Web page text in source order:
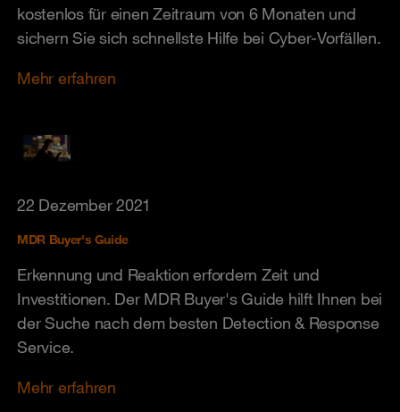
kostenlos für einen Zeitraum von 6 Monaten und
sichern Sie sich schnellste Hilfe bei Cyber-Vorfällen.
Mehr erfahren
22 Dezember 2021
MDR Buyer's Guide
Erkennung und Reaktion erfordern Zeit und
Investitionen. Der MDR Buyer's Guide hilft Ihnen bei
der Suche nach dem besten Detection & Response
Service.
Mehr erfahren